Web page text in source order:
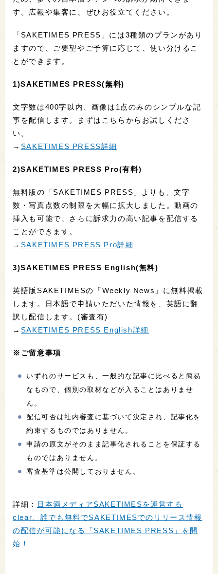
す。広報や集客に、ぜひお役立てください。
「SAKETIMES PRESS」には3種類のプランがあり
ますので、ご要望やご予算に応じて、使い分けるこ
とができます。
1)SAKETIMES PRESS(無料)
文字数は400字以内、画像は1点のみのシンプルな記
事を配信します。まずはこちらからお試しくださ
い。
→ SAKETIMES PRESS詳細
2)SAKETIMES PRESS Pro(有料)
無料版の「SAKETIMES PRESS」よりも、文字
数・写真点数の制限を大幅に拡大しました。動画の
挿入も可能で、さらに訴求力の高い記事を配信する
ことができます。
→ SAKETIMES PRESS Pro詳細
3)SAKETIMES PRESS English(無料)
英語版SAKETIMESの「Weekly News」に無料掲載
します。日本語で申請いただいた情報を、英語に翻
訳し配信します。(審査有)
→ SAKETIMES PRESS English詳細
※ご留意事項
いずれのサービスも、一般的な記事に比べると簡易
なもので、個別の取材などが入ることはありませ
ん。
配信可否は社内審査に基づいて決定され、記事化を
約束するものではありません。
申請の原文がそのまま記事化されることを保証する
ものではありません。
審査基準は公開しておりません。
詳細：
日本酒メディアSAKETIMESを運営する
clear、誰でも無料でSAKETIMESでのリリース情報
の配信が可能になる「SAKETIMES PRESS」を開
始！